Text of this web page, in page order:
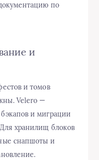
по
и
и томов
Velero —
и миграции
хранилищ блоков
снапшоты и